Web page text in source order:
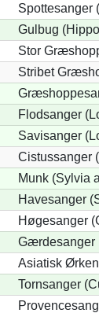
Spottesanger
Gulbug
Stor
Stribet
Flodsanger
Savisanger
Cistussanger
Munk (Sylvia
Havesanger
Høgesanger
Gærdesanger
Asiatisk
Tornsanger